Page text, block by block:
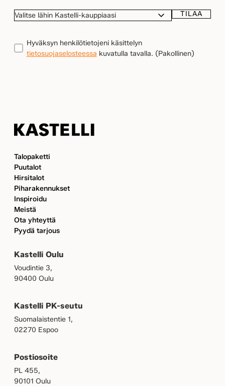
VALITSE
KAUPPIAASI
TIETOSUOJA(Pakollinen)
Hyväksyn henkilötietojeni käsittelyn
tietosuojaselosteessa kuvatulla tavalla. (Pakollinen)
TILAA
Talopaketti
Puutalot
Hirsitalot
Piharakennukset
Inspiroidu
Meistä
Ota yhteyttä
Pyydä tarjous
Kastelli Oulu
Voudintie 3,
90400 Oulu
Kastelli PK-seutu
Suomalaistentie 1,
02270 Espoo
Postiosoite
PL 455,
90101 Oulu